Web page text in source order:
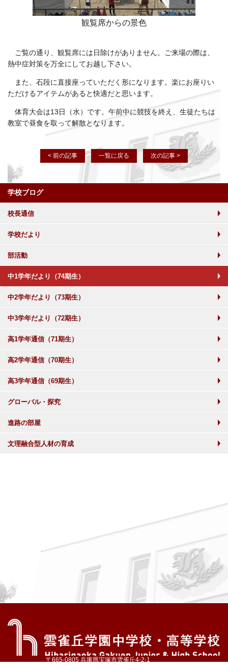
観覧席からの景色
ご覧の通り、観覧席には日除けがありません。ご来場の際は、
熱中症対策を万全にしてお越し下さい。
また、石段に直接座っていただく形になります。楽にお座りい
ただけるアイテムがあると快適だと思います。
体育大会は13日（水）です。午前中に競技を終え、生徒たちは
教室で昼食を取って解散となります。
< 前の記事 一覧に戻る 次の記事 >
学校ブログ
校長通信
学校だより
部活動
中1学年だより（74期生）
中2学年だより（73期生）
中3学年だより（72期生）
高1学年通信（71期生）
高2学年通信（70期生）
高3学年通信（69期生）
グローバル・探究
進路の部屋
文理融合型人材の育成
〒665-0805 兵庫県宝塚市雲雀丘4-2-1